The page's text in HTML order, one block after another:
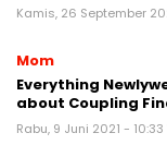
Kamis, 26 September
Mom
Everything
about Coupling
Rabu, 9 Juni 2021 - 10:33